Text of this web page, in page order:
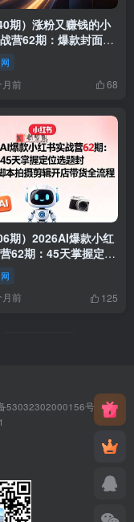
期）涨粉又赚钱的小
营62期：爆款封面选
引流开店+接广变现全
前 68
期）2026AI爆款小红
62期：45天掌握定位
面涨粉脚本拍摄剪辑开
流程
前 125
53032302000156号
滇